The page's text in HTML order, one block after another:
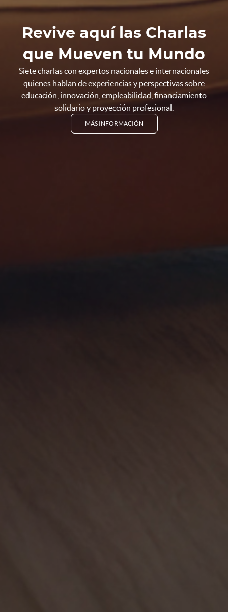
¡Estudiante de
Pregrado!
¡Estudiante de
Posgrado!
¡Elige mover tu mundo
estudiando a Distancia!
Revive aquí las Charlas
que Mueven tu Mundo
Siete charlas con expertos nacionales e internacionales
quienes hablan de experiencias y perspectivas sobre
educación, innovación, empleabilidad, financiamiento
solidario y proyección profesional.
MÁS INFORMACIÓN